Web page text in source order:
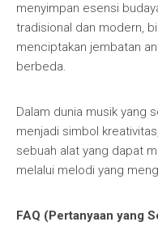
menyimpan esensi
tradisional dan modern,
menciptakan jembatan
berbeda.
Dalam dunia musik yang
menjadi simbol
sebuah alat yang dapat
melalui melodi yang
FAQ (Pertanyaan yang